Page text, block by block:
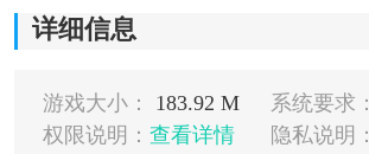
详细信息
游戏大小： 183.92 M 系统要求：
权限说明： 查看详情 隐私说明：